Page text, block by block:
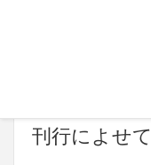
刊行によせて